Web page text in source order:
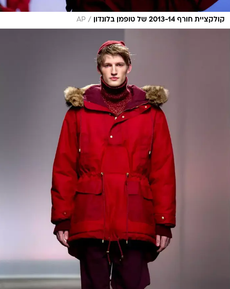
קולקציית חורף 2013-14 של טופמן בלונדון /
AP